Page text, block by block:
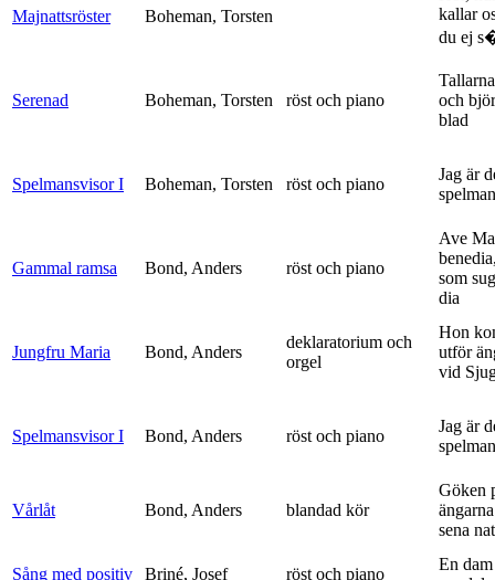
Majnattsröster Boheman, Torsten
kallar
du ej
Serenad Boheman, Torsten röst och piano
och
blad
Spelmansvisor I Boheman, Torsten röst och piano
Jag är
spelman
Gammal ramsa Bond, Anders röst och piano
Ave
som
dia
Jungfru Maria Bond, Anders
deklaratorium och
orgel
Hon
utför
vid
Spelmansvisor I Bond, Anders röst och piano
Jag är
spelman
Vårlåt Bond, Anders blandad kör
Göken
sena
Sång med positiv Briné, Josef röst och piano
En